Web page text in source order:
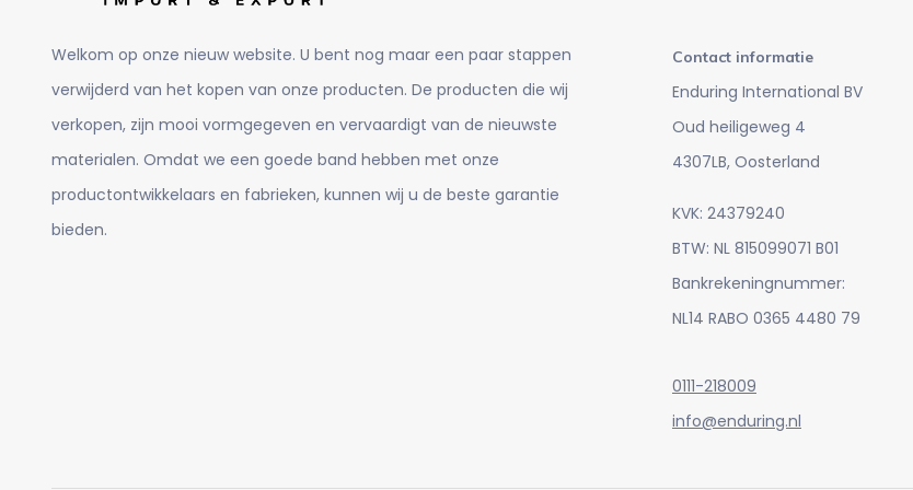
Welkom op onze nieuw website. U bent nog maar een paar stappen
verwijderd van het kopen van onze producten. De producten die wij
verkopen, zijn mooi vormgegeven en vervaardigt van de nieuwste
materialen. Omdat we een goede band hebben met onze
productontwikkelaars en fabrieken, kunnen wij u de beste garantie
bieden.
Contact informatie
Enduring International BV
Oud heiligeweg 4
4307LB, Oosterland
KVK: 24379240
BTW: NL 815099071 B01
Bankrekeningnummer:
NL14 RABO 0365 4480 79
0111-218009
info@enduring.nl